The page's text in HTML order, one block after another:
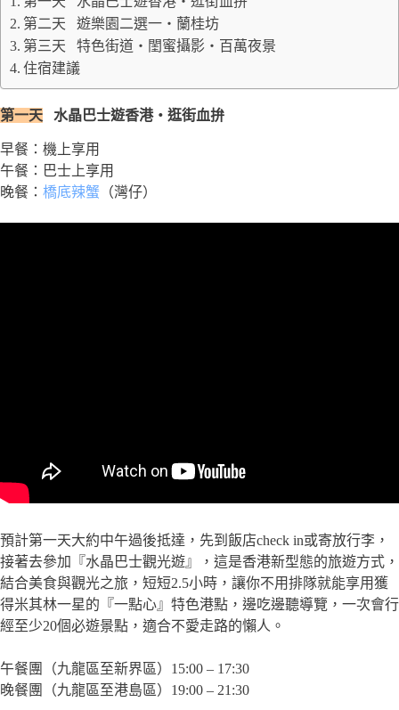
第二天 遊樂園二選一・蘭桂坊
第三天 特色街道・閨蜜攝影・百萬夜景
住宿建議
第一天 水晶巴士遊香港・逛街血拚
早餐：機上享用
午餐：巴士上享用
晚餐： 橋底辣蟹 （灣仔）
預計第一天大約中午過後抵達，先到飯店check in或寄放行李，
接著去參加『水晶巴士觀光遊』，這是香港新型態的旅遊方式，
結合美食與觀光之旅，短短2.5小時，讓你不用排隊就能享用獲
得米其林一星的『一點心』特色港點，邊吃邊聽導覽，一次會行
經至少20個必遊景點，適合不愛走路的懶人。
午餐團（九龍區至新界區）15:00 – 17:30
晚餐團（九龍區至港島區）19:00 – 21:30